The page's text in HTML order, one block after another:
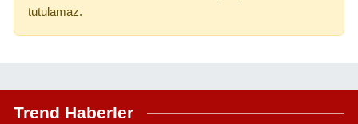
tutulamaz.
Trend Haberler